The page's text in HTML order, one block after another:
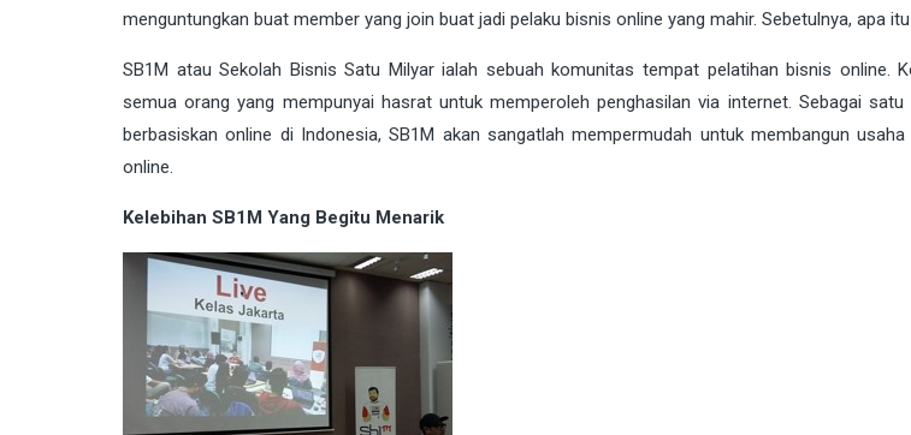
menguntungkan buat member yang join buat jadi pelaku bisnis online yang mahir. Sebetulnya, apa
SB1M atau Sekolah Bisnis Satu Milyar ialah sebuah komunitas tempat pelatihan bisnis online.
semua orang yang mempunyai hasrat untuk memperoleh penghasilan via internet. Sebagai satu
berbasiskan online di Indonesia, SB1M akan sangatlah mempermudah untuk membangun
online.
Kelebihan SB1M Yang Begitu Menarik